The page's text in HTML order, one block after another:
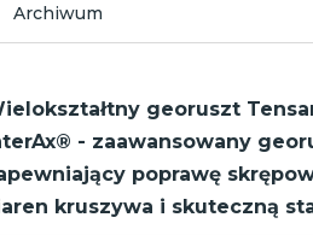
Archiwum
georuszt
- zaawansowany
poprawę
kruszywa i skuteczną